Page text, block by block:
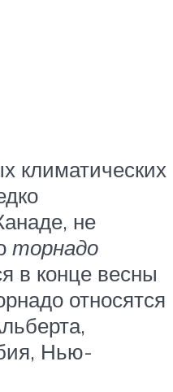
климатических
не
торнадо
в конце весны
относятся
Нью-